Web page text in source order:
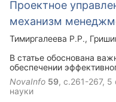
этих недостатков
Проектное
механизм
Тимиргалеева Р.Р.
В статье обоснована
обеспечении
хозяйствования.
проектных работ,
результатов в срок и с
NovaInfo 59, с.261-267, 5
науки